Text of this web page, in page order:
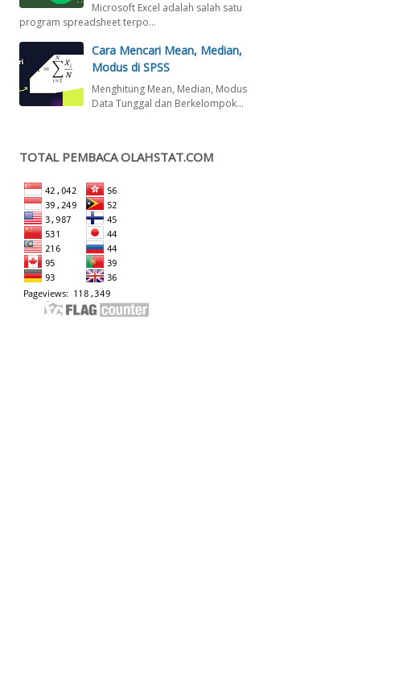
Microsoft Excel adalah salah satu
program spreadsheet terpo…
Cara Mencari Mean, Median,
Modus di SPSS
Menghitung Mean, Median, Modus
Data Tunggal dan Berkelompok…
TOTAL PEMBACA OLAHSTAT.COM